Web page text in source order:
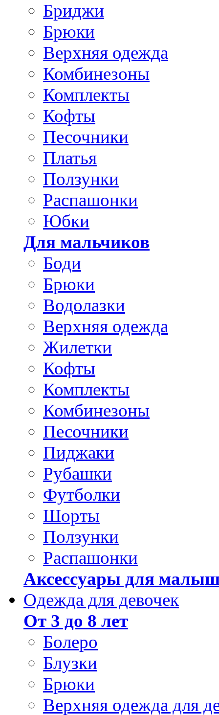
Бриджи
Брюки
Верхняя одежда
Комбинезоны
Комплекты
Кофты
Песочники
Платья
Ползунки
Распашонки
Юбки
Для мальчиков
Боди
Брюки
Водолазки
Верхняя одежда
Жилетки
Кофты
Комплекты
Комбинезоны
Песочники
Пиджаки
Рубашки
Футболки
Шорты
Ползунки
Распашонки
Аксессуары для
Одежда для девочек
От 3 до 8 лет
Болеро
Блузки
Брюки
Верхняя одежда для